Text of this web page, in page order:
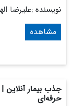
نویسنده :علیرضا
مشاهده
جذب بیمار آنلاین
حرفه‌ای